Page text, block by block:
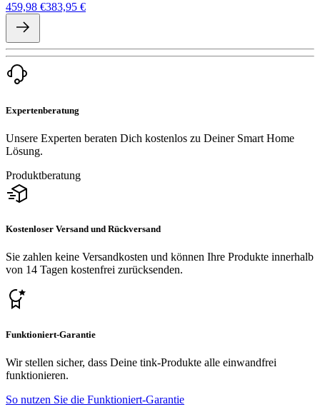
459,98 €383,95 €
Expertenberatung
Unsere Experten beraten Dich kostenlos zu Deiner Smart Home
Lösung.
Produktberatung
Kostenloser Versand und Rückversand
Sie zahlen keine Versandkosten und können Ihre Produkte innerhalb
von 14 Tagen kostenfrei zurücksenden.
Funktioniert-Garantie
Wir stellen sicher, dass Deine tink-Produkte alle einwandfrei
funktionieren.
So nutzen Sie die Funktioniert-Garantie